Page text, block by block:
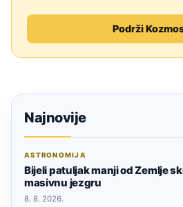
Podrži
Najnovije
ASTRONOMIJA
Bijeli patuljak manji od Zemlje
masivnu jezgru
8. 8. 2026.